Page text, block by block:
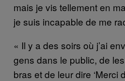
mais je vis tellement en
je suis incapable de me
« Il y a des soirs où j’ai
gens dans le public, de
bras et de leur dire ‘Merci